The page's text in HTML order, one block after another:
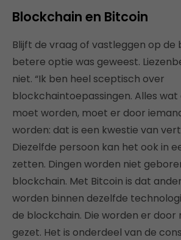
Blockchain en Bitcoin
Blijft de vraag of vastleggen op de
betere optie was geweest.
niet. “Ik ben heel sceptisch over
blockchaintoepassingen. Alles
moet worden, moet er door
worden: dat is een kwestie van
Diezelfde persoon kan het ook in
zetten. Dingen worden niet
blockchain. Met Bitcoin is dat
worden binnen dezelfde
de blockchain. Die worden er door
gezet. Het is onderdeel van de